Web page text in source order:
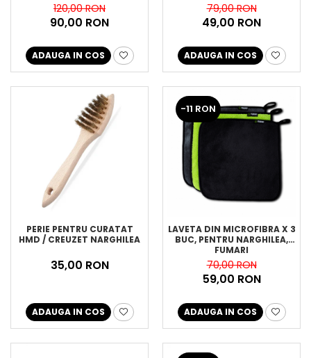
120,00 RON
90,00 RON
ADAUGA IN COS
79,00 RON
49,00 RON
ADAUGA IN COS
PERIE PENTRU CURATAT
HMD / CREUZET NARGHILEA
35,00 RON
ADAUGA IN COS
-11 RON
LAVETA DIN MICROFIBRA X 3
BUC, PENTRU NARGHILEA,
FUMARI
70,00 RON
59,00 RON
ADAUGA IN COS